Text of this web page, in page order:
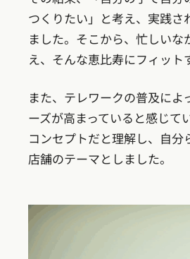
つくりたい」と考え、実践さ
ました。そこから、忙しい
え、そんな恵比寿にフィット
また、テレワークの普及に
ーズが高まっていると感じて
コンセプトだと理解し、自
店舗のテーマとしました。